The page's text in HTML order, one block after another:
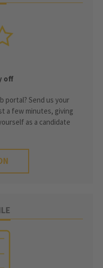
off
portal? Send us your
a few minutes, giving
as a candidate